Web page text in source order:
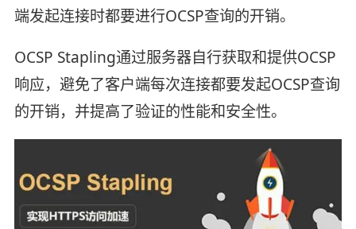
端发起连接时都要进行OCSP查询的开销。
OCSP Stapling通过服务器自行获取和提供OCSP
响应，避免了客户端每次连接都要发起OCSP查询
的开销，并提高了验证的性能和安全性。